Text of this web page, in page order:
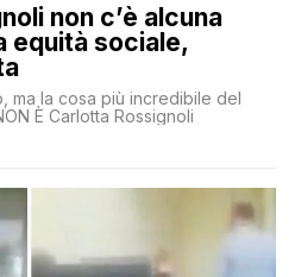
non c’è alcuna
equità sociale,
ma la cosa più incredibile del
È Carlotta Rossignoli